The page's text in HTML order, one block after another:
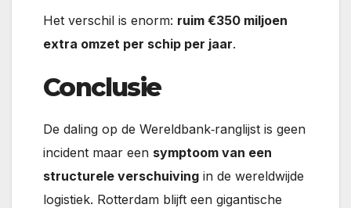
Het verschil is enorm: ruim €350 miljoen
extra omzet per schip per jaar.
Conclusie
De daling op de Wereldbank‑ranglijst is geen
incident maar een symptoom van een
structurele verschuiving in de wereldwijde
logistiek. Rotterdam blijft een gigantische